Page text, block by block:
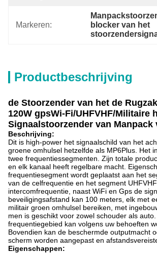
Markeren:
blocker van het
Productbeschrijving
de Stoorzender van het de
120W gpsWi-Fi/UHFVHF/Militaire
Signaalstoorzender van Manpack
Beschrijving:
Dit is high-power het signaalschild van het
groene omhulsel hetzelfde als MP6Plus. Het
twee frequentiessegmenten. Zijn totale
en elk kanaal heeft regelbare macht.
frequentiesegment wordt geplaatst aan het
van de celfrequentie en het segment
intercomfrequentie, naast WiFi en Gps de
beveiligingsafstand kan 100 meters, elk met
militair groen omhulsel bereiken, met
men is geschikt voor zowel schouder als
frequentiegebied kan volgens uw behoeften
Bovendien kan de beschermde outputmacht
scherm worden aangepast en
Eigenschappen: